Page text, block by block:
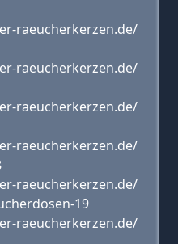
raeucherkerzen.de/
raeucherkerzen.de/
raeucherkerzen.de/
raeucherkerzen.de/
raeucherkerzen.de/
19
raeucherkerzen.de/